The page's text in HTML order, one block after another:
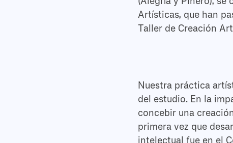
Artísticas, que han
Taller de Creación
Nuestra práctica
del estudio. En la
concebir una
primera vez que
intelectual fue en el